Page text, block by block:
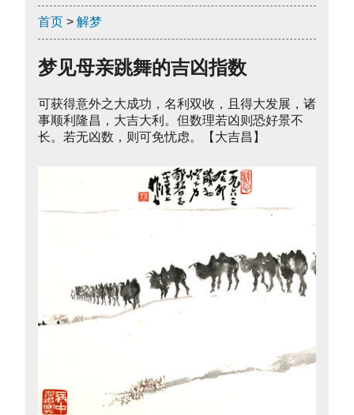
首页 > 解梦
梦见母亲跳舞的吉凶指数
可获得意外之大成功，名利双收，且得大发展，诸
事顺利隆昌，大吉大利。但数理若凶则恐好景不
长。若无凶数，则可免忧虑。【大吉昌】